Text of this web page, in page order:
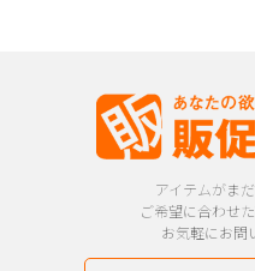
アイテムがま
ご希望に合わせ
お気軽にお問